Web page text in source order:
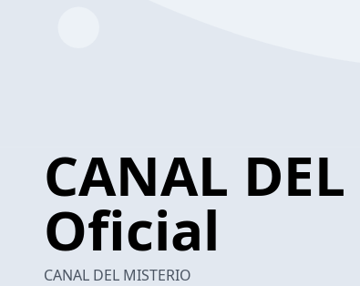
CANAL
Oficial
CANAL DEL MISTERIO